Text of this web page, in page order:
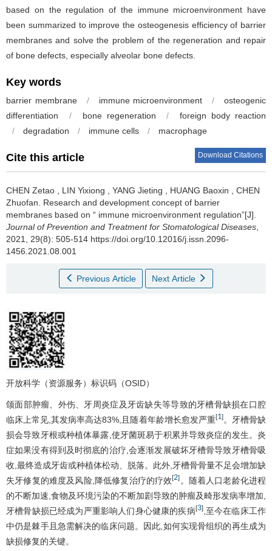
based on the regulation of the immune microenvironment have
been summarized to improve the osteogenesis efficiency of barrier
membranes and solve the problem of the regeneration and repair
of bone defects, especially alveolar bone defects.
Key words
barrier membrane / immune microenvironment /
osteogenic
differentiation
/ bone regeneration /
foreign body reaction
/
degradation / immune cells / macrophage
Cite this article Download Citations
CHEN Zetao LIN Yixiong YANG Jieting HUANG Baoxin
CHEN
Zhuofan
Research and development concept of barrier
membranes based on “ immune microenvironment regulation”[J].
Journal of Prevention and Treatment for Stomatological Diseases
2021, 29(8): 505-514 https://doi.org/10.12016/j.issn.2096-
1456.2021.08.001
Previous Article Next Article
开放科学（资源服务）标识码（OSID）
颌面部肿瘤、外伤、牙周炎症及牙齿缺失等导致的牙槽骨缺损在口腔
临床上常见,其发病率高达83%,且随着年龄增长愈发严重[1]。牙槽骨缺
损会导致牙根或种植体暴露,使牙菌斑易于积累并导致炎症的发生。炎
症如果没有得到及时彻底的治疗,会逐渐发展破坏牙槽骨导致牙槽骨吸
收,最终造成牙齿或种植体松动、脱落。此外,牙槽骨骨量不足会增加缺
失牙修复的难度及风险,降低修复治疗的疗效[2] 。随着人口老龄化进程
的不断加速,食物及环境污染的不断加剧导致的肿瘤及畸形发病率增加,
牙槽骨缺损已经成为严重影响人们身心健康的疾病[3],至今在临床工作
中仍是棘手且急需解决的临床问题。因此,如何实现骨组织的再生成为
缺损修复的关键。